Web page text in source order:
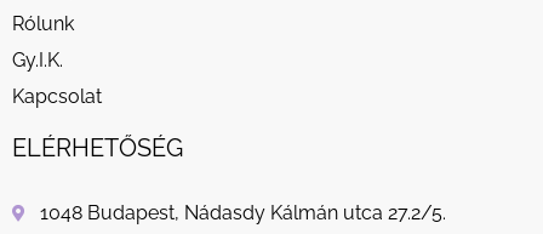
Rólunk
Gy.I.K.
Kapcsolat
ELÉRHETŐSÉG
1048 Budapest, Nádasdy Kálmán utca 27.2/5.